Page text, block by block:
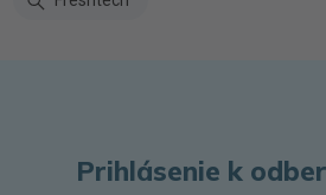
Prihlásenie k